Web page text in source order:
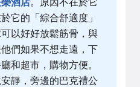
酒店。原因不在於它
它的「綜合舒適度」
以好好放鬆筋骨，與
們如果不想走遠，下
和超市，購物方便。
靜，旁邊的巴克禮公